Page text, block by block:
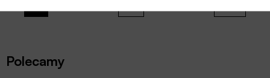
Polecamy